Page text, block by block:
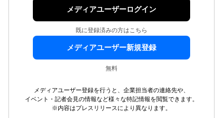
メディアユーザーログイン
既に登録済みの方はこちら
メディアユーザー新規登録
無料
メディアユーザー登録を行うと、企業担当者の連絡先や、
イベント・記者会見の情報など様々な特記情報を閲覧できます。
※内容はプレスリリースにより異なります。